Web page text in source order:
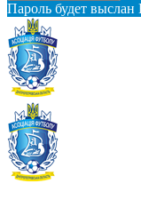
Пароль будет